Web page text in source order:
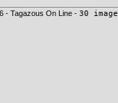
- Tagazous On Line - 30